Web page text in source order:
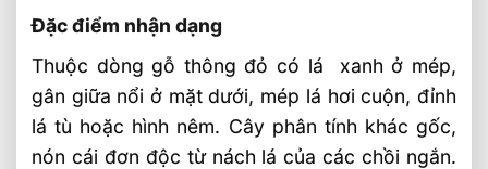
Đặc điểm nhận dạng
Thuộc dòng gỗ thông đỏ có lá xanh ở mép,
gân giữa nổi ở mặt dưới, mép lá hơi cuộn, đỉnh
lá tù hoặc hình nêm. Cây phân tính khác gốc,
nón cái đơn độc từ nách lá của các chồi ngắn.